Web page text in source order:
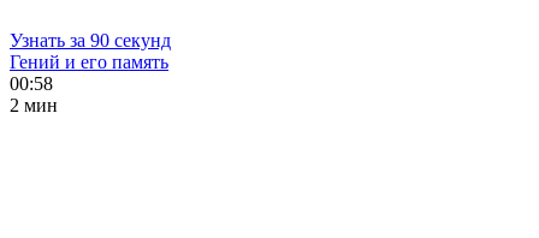
Узнать за 90 секунд
Гений и его память
00:58
2 мин